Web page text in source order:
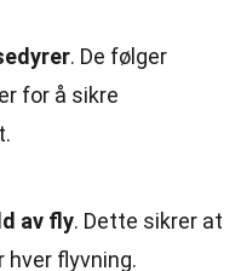
. De følger
for å sikre
av fly. Dette sikrer at
hver flyvning.